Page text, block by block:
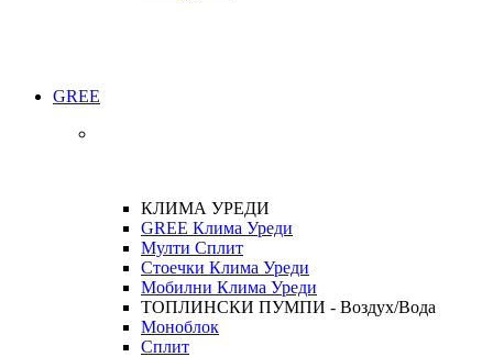
GREE
КЛИМА УРЕДИ
GREE Клима Уреди
Мулти Сплит
Стоечки Клима Уреди
Мобилни Клима Уреди
ТОПЛИНСКИ ПУМПИ - Воздух/Вода
Моноблок
Сплит